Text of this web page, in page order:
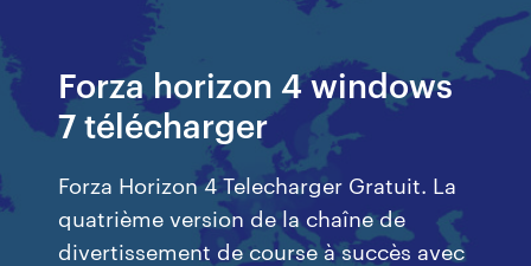
Forza horizon 4 windows
7 télécharger
Forza Horizon 4 Telecharger Gratuit. La
quatrième version de la chaîne de
divertissement de course à succès avec